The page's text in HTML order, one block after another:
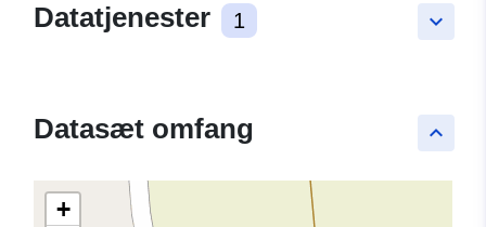
keyboard_arrow_down
Datatjenester 1
keyboard_arrow_up
Datasæt omfang
+